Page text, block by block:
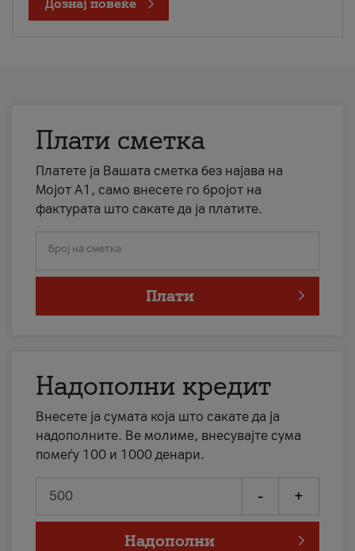
Дознај повеќе
Плати сметка
Платете ја Вашата сметка без најава на
Мојот А1, само внесете го бројот на
фактурата што сакате да ја платите.
Број на сметка
Плати
Надополни кредит
Внесете ја сумата која што сакате да ја
надополните. Ве молиме, внесувајте сума
помеѓу 100 и 1000 денари.
- +
Надополни